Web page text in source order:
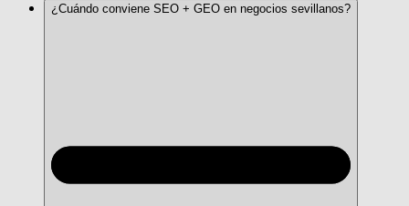
¿Cuándo conviene SEO + GEO en negocios sevillanos?